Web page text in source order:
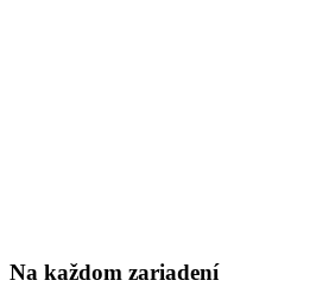
Na každom zariadení